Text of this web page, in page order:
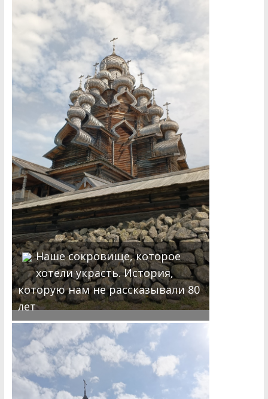
Наше сокровище, которое
хотели украсть. История,
которую нам не рассказывали 80
лет